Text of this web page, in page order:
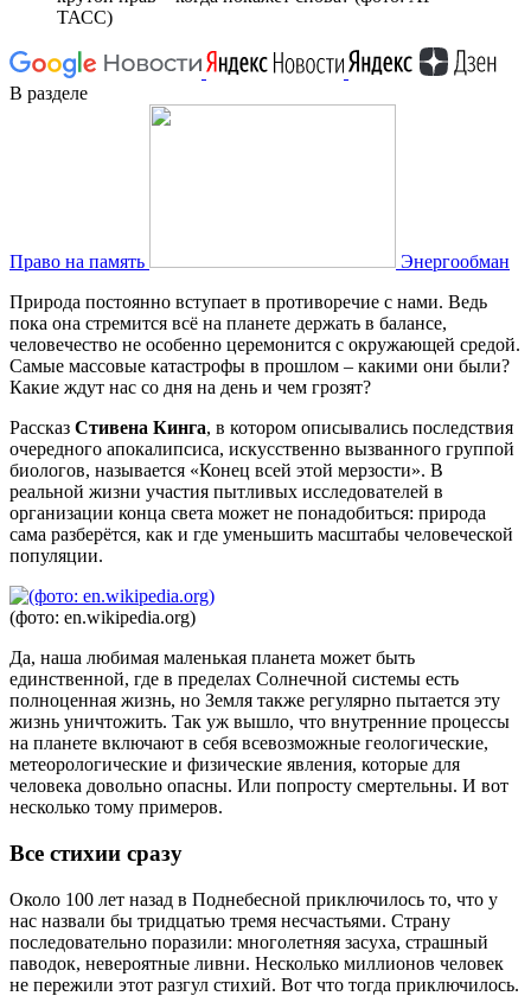
ТАСС)
В разделе
Право на память
Энергообман
Природа постоянно вступает в противоречие с нами. Ведь
пока она стремится всё на планете держать в балансе,
человечество не особенно церемонится с окружающей средой.
Самые массовые катастрофы в прошлом – какими они были?
Какие ждут нас со дня на день и чем грозят?
Рассказ Стивена Кинга, в котором описывались последствия
очередного апокалипсиса, искусственно вызванного группой
биологов, называется «Конец всей этой мерзости». В
реальной жизни участия пытливых исследователей в
организации конца света может не понадобиться: природа
сама разберётся, как и где уменьшить масштабы человеческой
популяции.
(фото: en.wikipedia.org)
Да, наша любимая маленькая планета может быть
единственной, где в пределах Солнечной системы есть
полноценная жизнь, но Земля также регулярно пытается эту
жизнь уничтожить. Так уж вышло, что внутренние процессы
на планете включают в себя всевозможные геологические,
метеорологические и физические явления, которые для
человека довольно опасны. Или попросту смертельны. И вот
несколько тому примеров.
Все стихии сразу
Около 100 лет назад в Поднебесной приключилось то, что у
нас назвали бы тридцатью тремя несчастьями. Страну
последовательно поразили: многолетняя засуха, страшный
паводок, невероятные ливни. Несколько миллионов человек
не пережили этот разгул стихий. Вот что тогда приключилось.